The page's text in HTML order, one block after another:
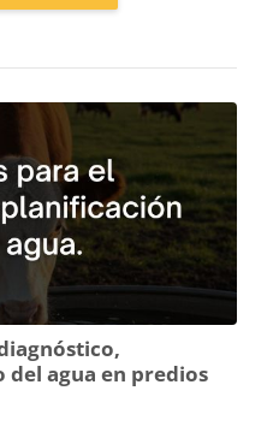
agua en predios